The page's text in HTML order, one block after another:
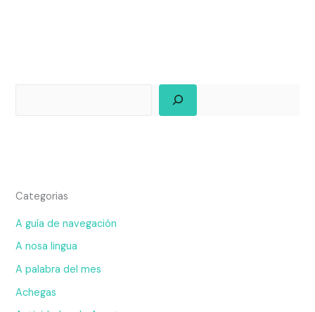
Categorias
A guía de navegación
A nosa lingua
A palabra del mes
Achegas